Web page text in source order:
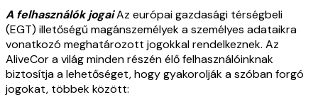
A felhasználók jogaiAz európai gazdasági térségbeli
(EGT) illetőségű magánszemélyek a személyes adataikra
vonatkozó meghatározott jogokkal rendelkeznek. Az
AliveCor a világ minden részén élő felhasználóinknak
biztosítja a lehetőséget, hogy gyakorolják a szóban forgó
jogokat, többek között: